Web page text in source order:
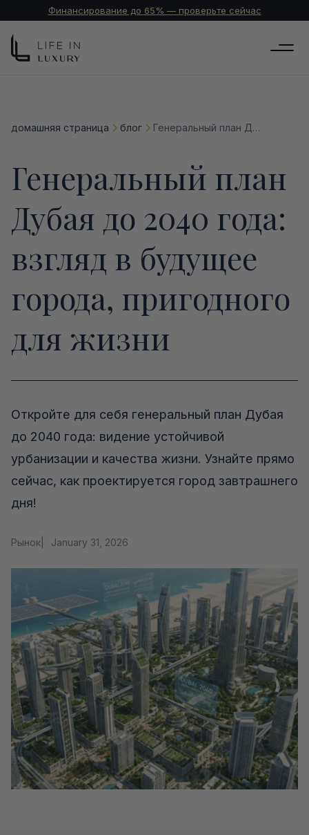
Финансирование до 65% — проверьте сейчас
домашняя страница блог Генеральный план Дубая до 2040 года: взгляд в будущее города, пригодного для жизни
Генеральный план
Дубая до 2040 года:
взгляд в будущее
города, пригодного
для жизни
Откройте для себя генеральный план Дубая
до 2040 года: видение устойчивой
урбанизации и качества жизни. Узнайте прямо
сейчас, как проектируется город завтрашнего
дня!
Рынок January 31, 2026